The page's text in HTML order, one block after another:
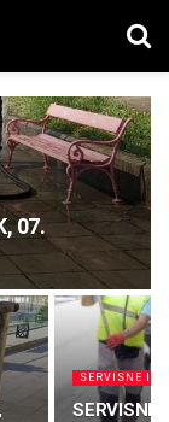
07.
SERVISNE
SERVISNE